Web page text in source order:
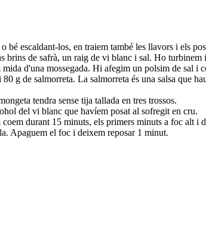
escaldant-los, en traiem també les llavors i els
brins de safrà, un raig de vi blanc i sal. Ho turbinem
d'una mossegada. Hi afegim un polsim de sal i
g de salmorreta. La salmorreta és una salsa que
tendra sense tija tallada en tres trossos.
del vi blanc que havíem posat al sofregit en cru.
durant 15 minuts, els primers minuts a foc alt i
Apaguem el foc i deixem reposar 1 minut.